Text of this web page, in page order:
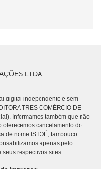
LTDA
digital independente e sem
TRES COMÉRCIO DE
Informamos também que não
oferecemos cancelamento do
de nome ISTOÉ, tampouco
apenas pelo
seus respectivos sites.